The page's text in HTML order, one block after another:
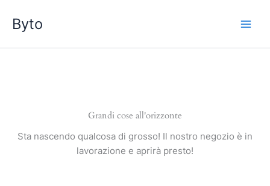
contenuto
Byto
Grandi cose all'orizzonte
Sta nascendo qualcosa di grosso! Il nostro negozio è in
lavorazione e aprirà presto!